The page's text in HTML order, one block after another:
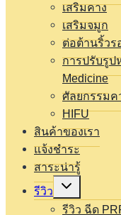
เสริมคาง
เสริมจมูก
ต่อต้านริ้วร
การปรับรูป
Medicine
ศัลยกรรมค
HIFU
สินค้าของเรา
แจ้งชำระ
สาระน่ารู้
รีวิว
Expand
menu
รีวิว ฉีด